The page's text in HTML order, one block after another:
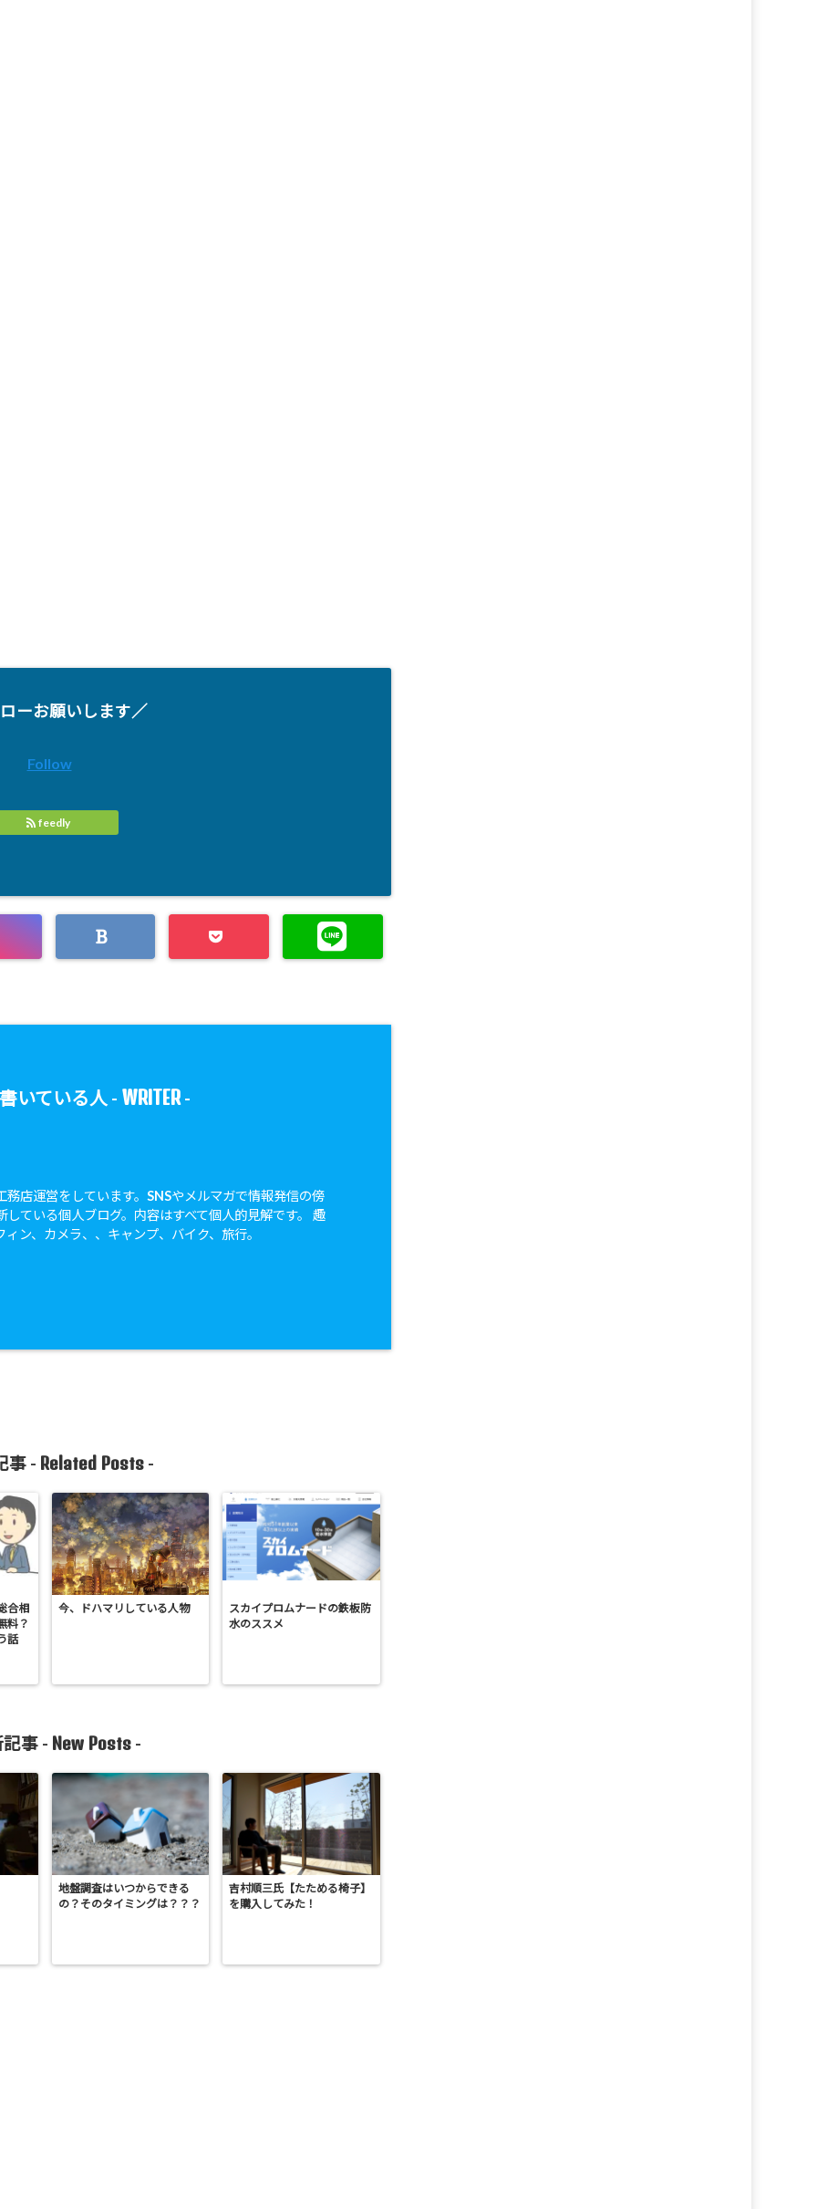
ーお願いします／
Follow
feedly
いている人 - WRITER-
務店運営をしています。SNSやメルマガで情報発信の傍
している個人ブログ。内容はすべて個人的見解です。 趣
ィン、カメラ、、キャンプ、バイク、旅行。
事 - Related Posts-
合相
料？
話
今、ドハマリしている人物
スカイプロムナードの鉄板防
水のススメ
事 - New Posts -
地盤調査はいつからできる
の？そのタイミングは？？？
吉村順三氏【たためる椅子】
を購入してみた！